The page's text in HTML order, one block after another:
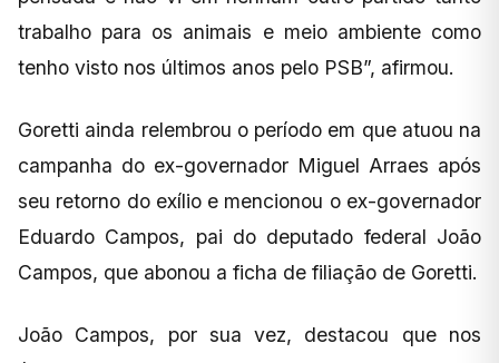
trabalho para os animais e meio ambiente como
tenho visto nos últimos anos pelo PSB”, afirmou.
Goretti ainda relembrou o período em que atuou na
campanha do ex-governador Miguel Arraes após
seu retorno do exílio e mencionou o ex-governador
Eduardo Campos, pai do deputado federal João
Campos, que abonou a ficha de filiação de Goretti.
João Campos, por sua vez, destacou que nos